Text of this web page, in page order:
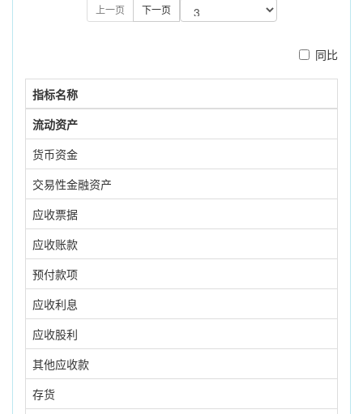
上一页 下一页
同比
指标名称
流动资产
货币资金
交易性金融资产
应收票据
应收账款
预付款项
应收利息
应收股利
其他应收款
存货